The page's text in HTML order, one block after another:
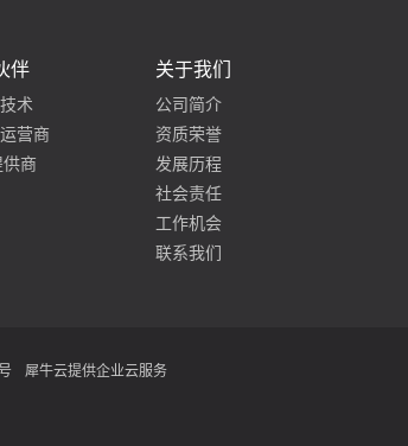
伴
术
营商
供商
关于我们
公司简介
资质荣誉
发展历程
社会责任
工作机会
联系我们
犀牛云提供企业云服务